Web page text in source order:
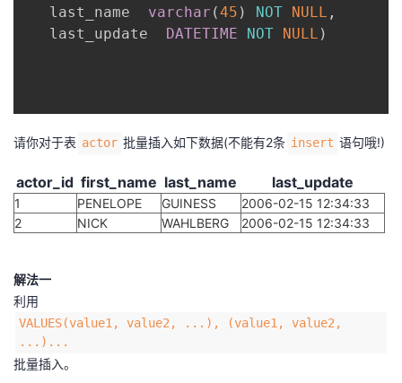
坛
圈
的
我
注
开
的
Programs
我
   last_name
varchar (45 ) NOT NULL ,
   last_update
DATETIME NOT NULL )
请你对于表 actor 批量插入如下数据(不能有2条 insert 语句哦!)
actor_id first_name last_name last_update
1 PENELOPE GUINESS
2006-02-15 12:34:33
2
NICK WAHLBERG 2006-02-15 12:34:33
解法一
利用
VALUES(value1, value2, ...), (value1, value2,
...)...
批量插入。